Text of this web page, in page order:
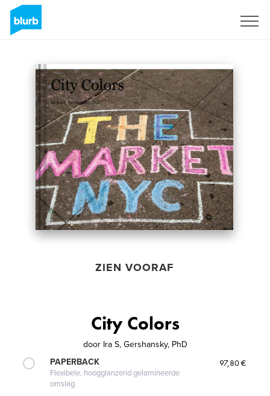
ZIEN VOORAF
City Colors
door Ira S, Gershansky, PhD
PAPERBACK
Flexibele, hoogglanzend gelamineerde
omslag
97,80 €